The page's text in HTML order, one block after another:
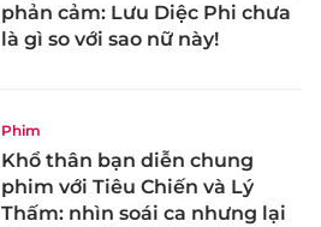
phản cảm: Lưu Diệc Phi chưa
là gì so với sao nữ này!
Phim
Khổ thân bạn diễn chung
phim với Tiêu Chiến và Lý
Thấm: nhìn soái ca nhưng lại